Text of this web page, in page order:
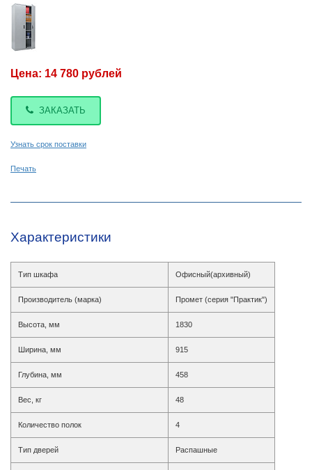
Цена: 14 780 рублей
ЗАКАЗАТЬ
Узнать срок поставки
Печать
Характеристики
Тип шкафа Офисный(архивный)
Производитель (марка) Промет (серия "Практик")
Высота, мм 1830
Ширина, мм 915
Глубина, мм 458
Вес, кг 48
Количество полок 4
Тип дверей Распашные